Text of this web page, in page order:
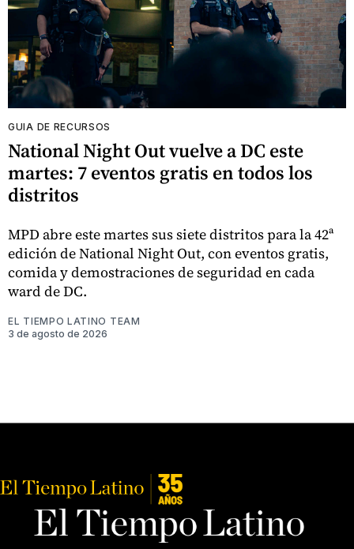
GUIA DE RECURSOS
National Night Out vuelve a DC este
martes: 7 eventos gratis en todos los
distritos
MPD abre este martes sus siete distritos para la 42ª
edición de National Night Out, con eventos gratis,
comida y demostraciones de seguridad en cada
ward de DC.
EL TIEMPO LATINO TEAM
3 de agosto de 2026